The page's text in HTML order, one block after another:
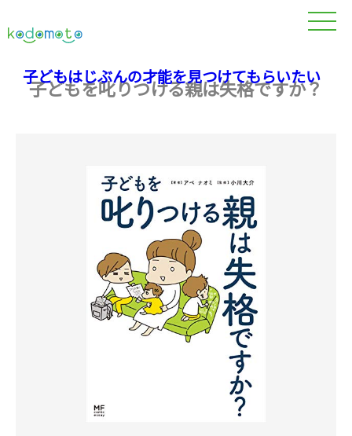
子どもはじぶんの才能を見つけてもらいたい
子どもを叱りつける親は失格ですか？